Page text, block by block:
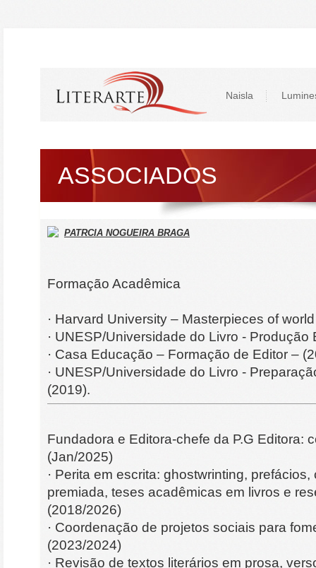
Naisla
ASSOCIADOS
PATRCIA NOGUEIRA BRAGA
Formação Acadêmica
· Harvard University – Masterpieces of
· UNESP/Universidade do Livro - Produção
· Casa Educação – Formação de Editor –
· UNESP/Universidade do Livro -
(2019).
Fundadora e Editora-chefe da P.G Editora:
(Jan/2025)
· Perita em escrita: ghostwrinting,
premiada, teses acadêmicas em livros e
(2018/2026)
· Coordenação de projetos sociais para
(2023/2024)
· Revisão de textos literários em prosa,